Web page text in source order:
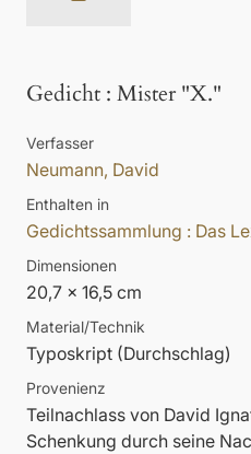
Gedicht : Mister "X."
Verfasser
Neumann, David
Enthalten in
Gedichtssammlung : Das
Dimensionen
20,7 x 16,5 cm
Material/Technik
Typoskript (Durchschlag)
Provenienz
Teilnachlass von David
Schenkung durch seine